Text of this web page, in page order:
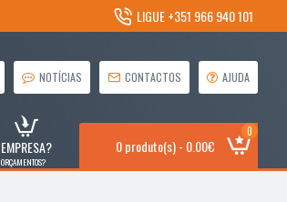
LIGUE +351 966 940 101
NOTÍCIAS CONTACTOS AJUDA
EMPRESA?
ORÇAMENTOS?
0 produto(s) - 0.00€
0